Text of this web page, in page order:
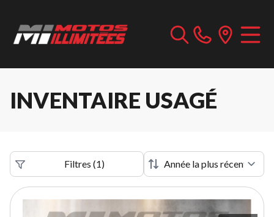
INVENTAIRE USAGÉ
Filtres (1)